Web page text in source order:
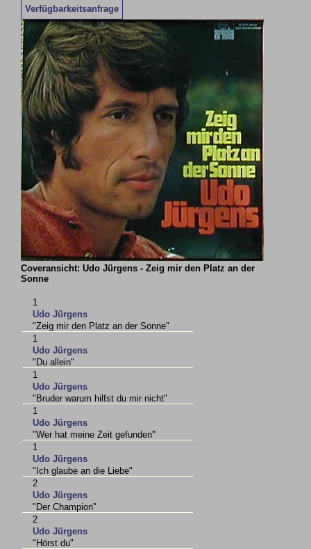
Verfügbarkeitsanfrage
Coveransicht: Udo Jürgens - Zeig mir den Platz an der
Sonne
1
Udo Jürgens
"Zeig mir den Platz an der Sonne"
1
Udo Jürgens
"Du allein"
1
Udo Jürgens
"Bruder warum hilfst du mir nicht"
1
Udo Jürgens
"Wer hat meine Zeit gefunden"
1
Udo Jürgens
"Ich glaube an die Liebe"
2
Udo Jürgens
"Der Champion"
2
Udo Jürgens
"Hörst du"